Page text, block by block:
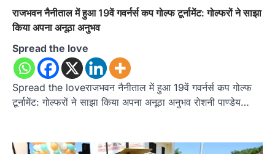
राजभवन नैनीताल में हुआ 19वें गवर्नर्स कप गोल्फ टूर्नामेंट: गोल्फरों ने साझा
किया अपना अनूठा अनुभव
Spread the love
Spread the loveराजभवन नैनीताल में हुआ 19वें गवर्नर्स कप गोल्फ
टूर्नामेंट: गोल्फरों ने साझा किया अपना अनूठा अनुभव रोशनी पाण्डेय…